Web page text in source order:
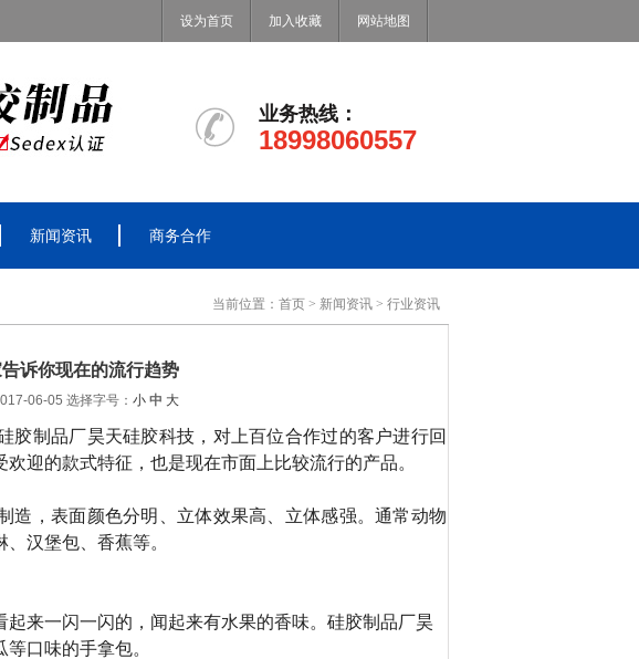
设为首页 加入收藏 网站地图
业务热线：
18998060557
新闻资讯 商务合作
当前位置： 首页 > 新闻资讯 > 行业资讯
诉你现在的流行趋势
06-05 选择字号： 小 中 大
胶制品厂昊天硅胶科技，对上百位合作过的客户进行回
迎的款式特征，也是现在市面上比较流行的产品。
造，表面颜色分明、立体效果高、立体感强。通常动物
汉堡包、香蕉等。
来一闪一闪的，闻起来有水果的香味。硅胶制品厂昊
口味的手拿包。